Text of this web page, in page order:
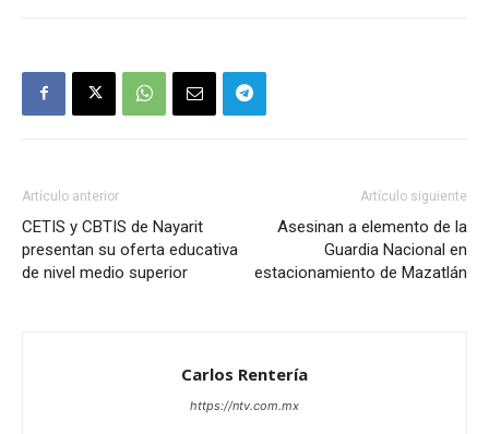
Artículo anterior
CETIS y CBTIS de Nayarit
presentan su oferta educativa
de nivel medio superior
Artículo siguiente
Asesinan a elemento de la
Guardia Nacional en
estacionamiento de Mazatlán
Carlos Rentería
https://ntv.com.mx